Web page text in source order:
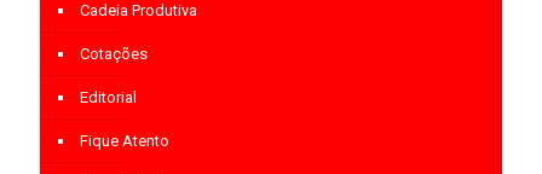
Cadeia Produtiva
Cotações
Editorial
Fique Atento